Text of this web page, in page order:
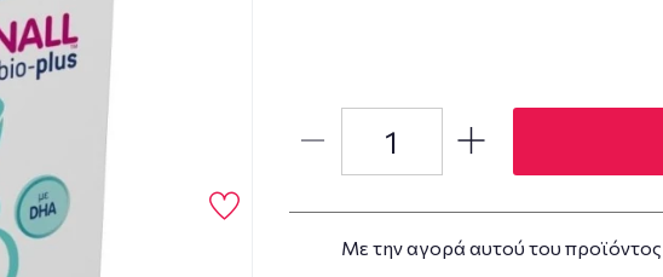
Με την αγορά αυτού του προϊόντος